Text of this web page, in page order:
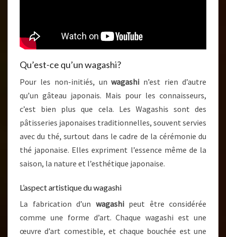
Qu’est-ce qu’un wagashi?
Pour les non-initiés, unwagashi n’est rien d’autre
qu’un gâteau japonais. Mais pour les connaisseurs,
c’est bien plus que cela. Les Wagashis sont des
pâtisseries japonaises traditionnelles, souvent servies
avec du thé, surtout dans le cadre de la cérémonie du
thé japonaise. Elles expriment l’essence même de la
saison, la nature et l’esthétique japonaise.
L’aspect artistique du wagashi
La fabrication d’un wagashipeut être considérée
comme une forme d’art. Chaque wagashi est une
œuvre d’art comestible, et chaque bouchée est une